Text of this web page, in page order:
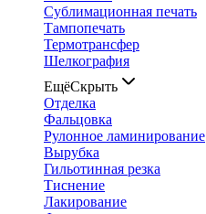
Сублимационная печать
Тампопечать
Термотрансфер
Шелкография
ЕщёСкрыть
Отделка
Фальцовка
Рулонное ламинирование
Вырубка
Гильотинная резка
Тиснение
Лакирование